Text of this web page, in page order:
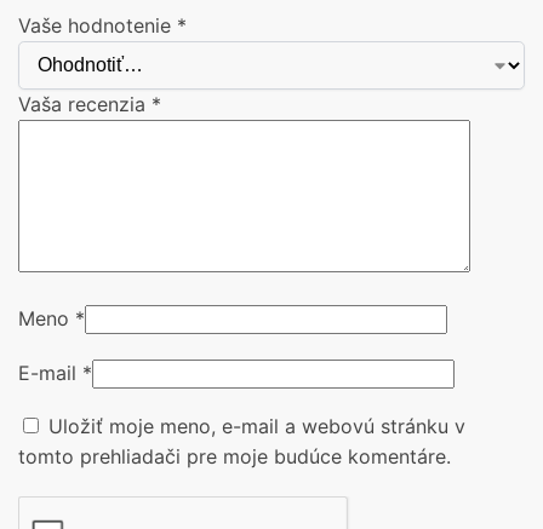
Vaše hodnotenie *
Vaša recenzia *
Meno *
E-mail *
Uložiť moje meno, e-mail a webovú stránku v
tomto prehliadači pre moje budúce komentáre.